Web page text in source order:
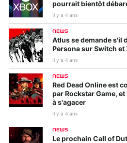
pourrait bientôt
Il y a 4 ans
NEWS
Atlus se demande s'il
Persona sur Switch et
Il y a 4 ans
NEWS
Red Dead Online est
par Rockstar Game,
à s'agacer
Il y a 4 ans
NEWS
Le prochain Call of